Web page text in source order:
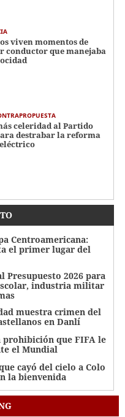
viven momentos de
conductor que manejaba
celeridad al Partido
destrabar la reforma
Centroamericana:
el primer lugar del
Presupuesto 2026 para
industria militar
muestra crimen del
en Danlí
prohibición que FIFA le
el Mundial
cayó del cielo a Colo
la bienvenida